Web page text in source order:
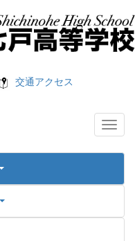
交通アクセス